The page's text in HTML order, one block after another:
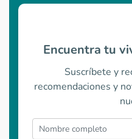
Encuentra tu
Suscríbete y
recomendaciones y